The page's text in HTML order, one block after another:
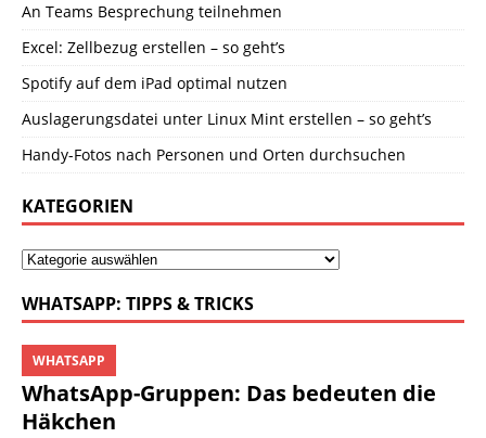
An Teams Besprechung teilnehmen
Excel: Zellbezug erstellen – so geht’s
Spotify auf dem iPad optimal nutzen
Auslagerungsdatei unter Linux Mint erstellen – so geht’s
Handy-Fotos nach Personen und Orten durchsuchen
KATEGORIEN
WHATSAPP: TIPPS & TRICKS
WhatsApp-Gruppen: Das bedeuten die
Häkchen
WHATSAPP